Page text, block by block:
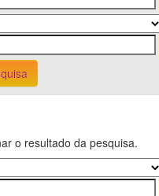
o resultado da pesquisa.